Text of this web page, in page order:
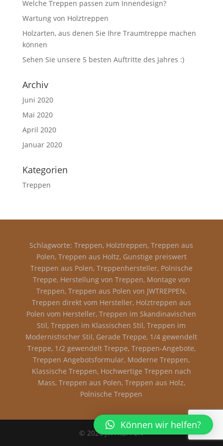
Welche Treppen passen zum Innendesign?
Wartung von Holztreppen
Holzarten, aus denen Sie Ihre Traumtreppe machen
können
Sehen Sie unsere 5 besten Auftritte des Jahres :)
Archiv
Juni 2020
Mai 2020
April 2020
Januar 2020
Kategorien
Treppen
Schlagworte: Treppen, Holztreppen, Treppen aus
Polen, Treppen aus Holtz, Gunstige preiswert
Treppen aus Polen, Treppenhersteller, Polnische
Treppe, Herstellung von Treppen, Montage von
Treppen, Treppen aus Polen von JWTREPPEN,
Treppen direkt vom Hersteller, Holztreppen aus
Polen vom Hersteller, Treppen im Skandinavischen
Stil, Treppen im Klassischen Stil, Treppen im
Modernistischer Stil, Gerade Treppe, 1/4 gewendelt
Treppe, 1/2 gewendelt Treppe, Treppen-Angebote,
Treppen Angebotsformular, Moderne Treppen,
Klassische Treppen, Hochwertige Treppen nach
Mass, Treppen aus Polen, Treppen aus Holz,
Polnische Treppen
© 2020 JWTREPPEN
Können wir helfen?